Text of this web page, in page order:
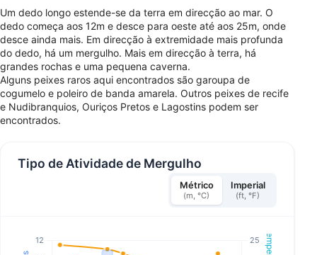
Um dedo longo estende-se da terra em direcção ao mar. O
dedo começa aos 12m e desce para oeste até aos 25m, onde
desce ainda mais. Em direcção à extremidade mais profunda
do dedo, há um mergulho. Mais em direcção à terra, há
grandes rochas e uma pequena caverna.
Alguns peixes raros aqui encontrados são garoupa de
cogumelo e poleiro de banda amarela. Outros peixes de recife
e Nudibranquios, Ouriços Pretos e Lagostins podem ser
encontrados.
Tipo de Atividade de Mergulho
Métrico
(m, °C)
Imperial
(ft, °F)